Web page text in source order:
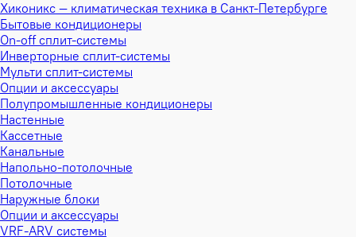
Хиконикс — климатическая техника в Санкт-Петербурге
Бытовые кондиционеры
On-off сплит-системы
Инверторные сплит-системы
Мульти сплит-системы
Опции и аксессуары
Полупромышленные кондиционеры
Настенные
Кассетные
Канальные
Напольно-потолочные
Потолочные
Наружные блоки
Опции и аксессуары
VRF-ARV системы